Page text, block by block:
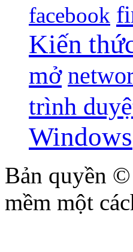
facebook
Kiến
mở
trình
Windows
Bản quyền ©
mềm một